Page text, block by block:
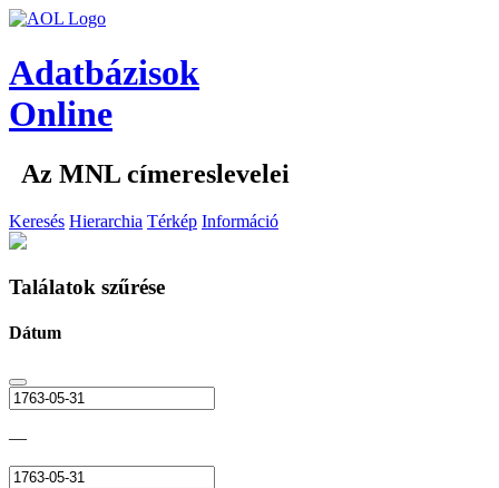
Adatbázisok
Online
Az MNL címereslevelei
Keresés Hierarchia Térkép Információ
Találatok szűrése
Dátum
—